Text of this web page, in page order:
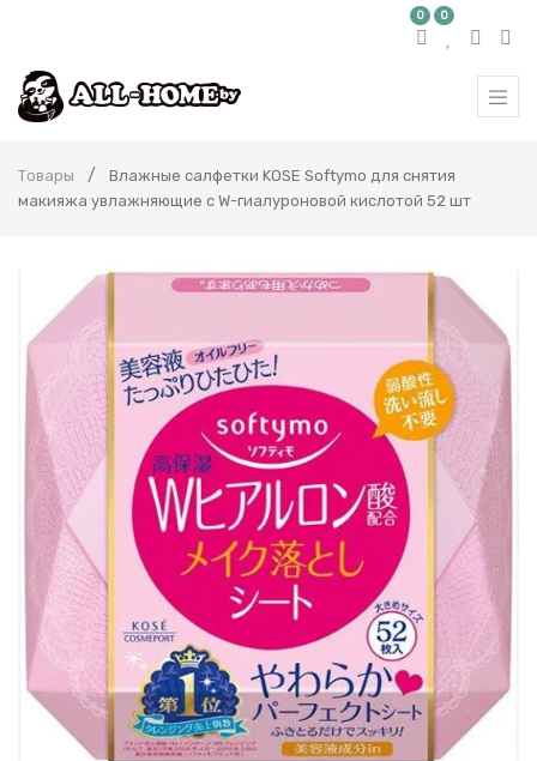
0 0
Товары
Влажные салфетки KOSE Softymo для снятия
макияжа увлажняющие с W-гиалуроновой кислотой 52 шт